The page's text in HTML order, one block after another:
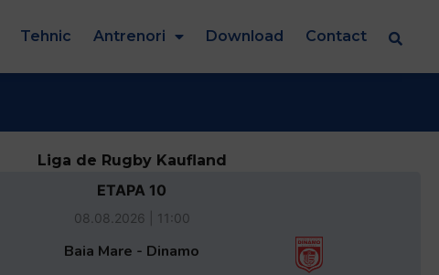
Tehnic Antrenori Download Contact
Liga de Rugby Kaufland
ETAPA 10
08.08.2026 | 11:00
Baia Mare - Dinamo